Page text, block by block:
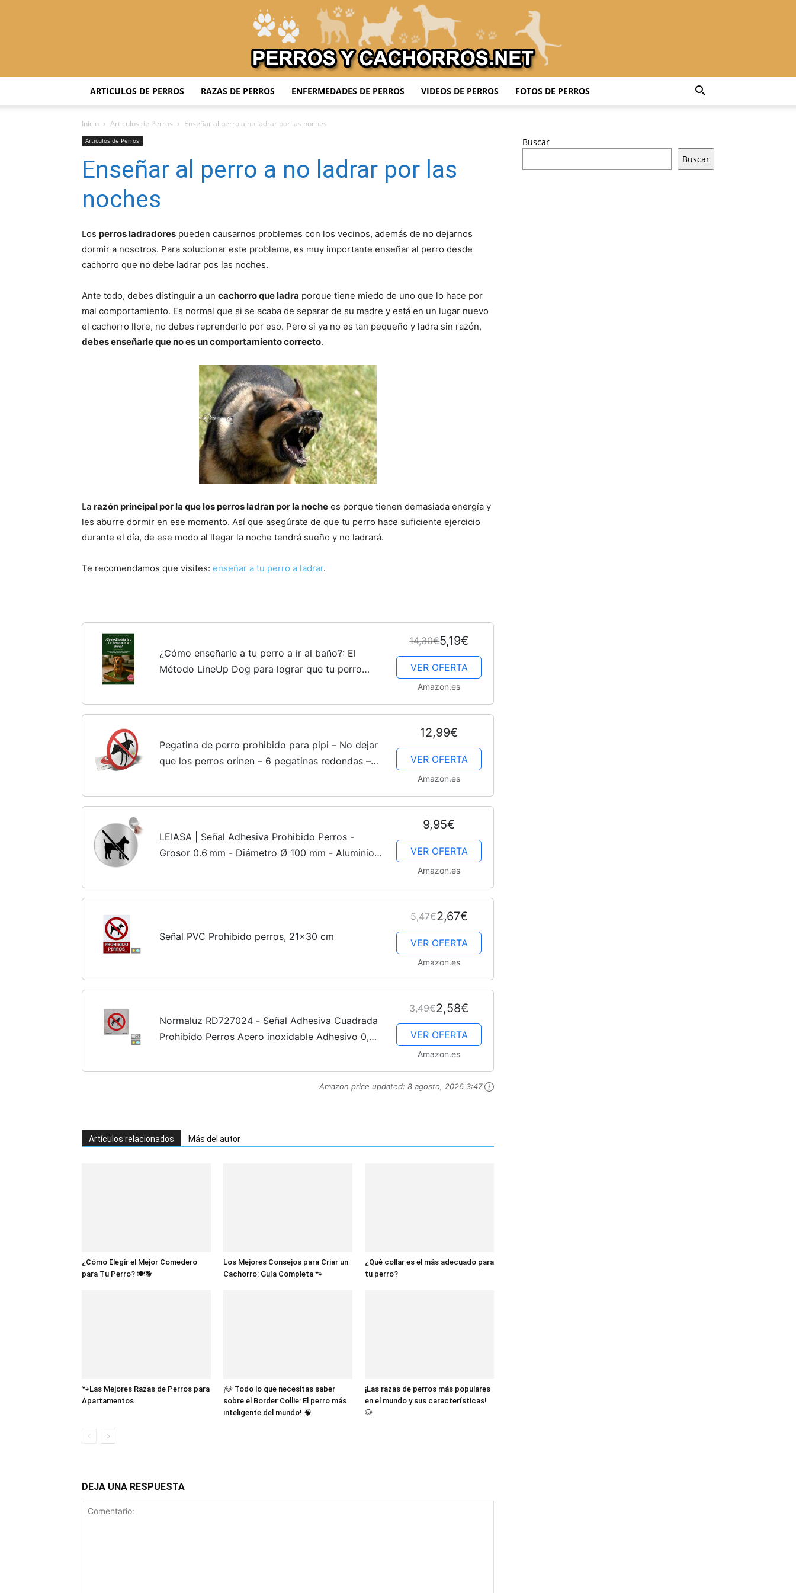
Cachorros
ARTICULOS DE PERROS RAZAS DE PERROS ENFERMEDADES DE PERROS VIDEOS DE PERROS FOTOS DE PERROS
Inicio Articulos de Perros Enseñar al perro a no ladrar por las noches
Articulos de Perros
Enseñar al perro a no ladrar por las
noches
Los perros ladradores pueden causarnos problemas con los vecinos, además de no dejarnos
dormir a nosotros. Para solucionar este problema, es muy importante enseñar al perro desde
cachorro que no debe ladrar pos las noches.
Ante todo, debes distinguir a un cachorro que ladra porque tiene miedo de uno que lo hace por
mal comportamiento. Es normal que si se acaba de separar de su madre y está en un lugar nuevo
el cachorro llore, no debes reprenderlo por eso. Pero si ya no es tan pequeño y ladra sin razón,
debes enseñarle que no es un comportamiento correcto.
La razón principal por la que los perros ladran por la noche es porque tienen demasiada energía y
les aburre dormir en ese momento. Así que asegúrate de que tu perro hace suficiente ejercicio
durante el día, de ese modo al llegar la noche tendrá sueño y no ladrará.
Te recomendamos que visites: enseñar a tu perro a ladrar.
¿Cómo enseñarle a tu perro a ir al baño?: El
Método LineUp Dog para lograr que tu perro
14,30€5,19€
VER OFERTA
Amazon.es
Pegatina de perro prohibido para pipi – No dejar
que los perros orinen – 6 pegatinas redondas –
12,99€
VER OFERTA
Amazon.es
LEIASA | Señal Adhesiva Prohibido Perros -
Grosor 0.6 mm - Diámetro Ø 100 mm - Aluminio -
9,95€
VER OFERTA
Amazon.es
Señal PVC Prohibido perros, 21x30 cm
5,47€2,67€
VER OFERTA
Amazon.es
Normaluz RD727024 - Señal Adhesiva Cuadrada
Prohibido Perros Acero inoxidable Adhesivo 0,8
3,49€2,58€
VER OFERTA
Amazon.es
Amazon price updated: 8 agosto, 2026 3:47
Artículos relacionados Más del autor
¿Cómo Elegir el Mejor Comedero
para Tu Perro? 🍽️🐕
Los Mejores Consejos para Criar un
Cachorro: Guía Completa 🐾
¿Qué collar es el más adecuado para
tu perro?
🐾Las Mejores Razas de Perros para
Apartamentos
¡🐶 Todo lo que necesitas saber
sobre el Border Collie: El perro más
inteligente del mundo! 🧠
¡Las razas de perros más populares
en el mundo y sus características!
🐶
DEJA UNA RESPUESTA
Buscar
Buscar